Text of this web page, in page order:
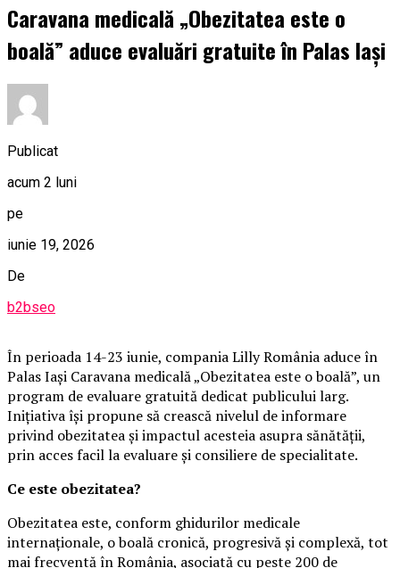
Caravana medicală „Obezitatea este o
boală” aduce evaluări gratuite în Palas Iași
Publicat
acum 2 luni
pe
iunie 19, 2026
De
b2bseo
În perioada 14-23 iunie, compania Lilly România aduce în
Palas Iași Caravana medicală „Obezitatea este o boală”, un
program de evaluare gratuită dedicat publicului larg.
Inițiativa își propune să crească nivelul de informare
privind obezitatea și impactul acesteia asupra sănătății,
prin acces facil la evaluare și consiliere de specialitate.
Ce este obezitatea?
Obezitatea este, conform ghidurilor medicale
internaționale, o boală cronică, progresivă și complexă, tot
mai frecventă în România, asociată cu peste 200 de